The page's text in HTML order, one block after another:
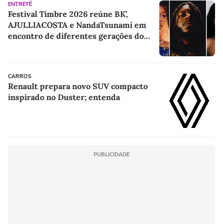
ENTRETÊ
Festival Timbre 2026 reúne BK’,
AJULLIACOSTA e NandaTsunami em
encontro de diferentes gerações do
CARROS
Renault prepara novo SUV compacto
inspirado no Duster; entenda
PUBLICIDADE